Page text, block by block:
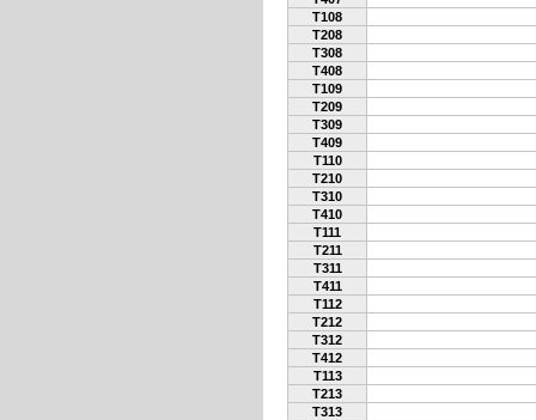
T108
T208
T308
T408
T109
T209
T309
T409
T110
T210
T310
T410
T111
T211
T311
T411
T112
T212
T312
T412
T113
T213
T313